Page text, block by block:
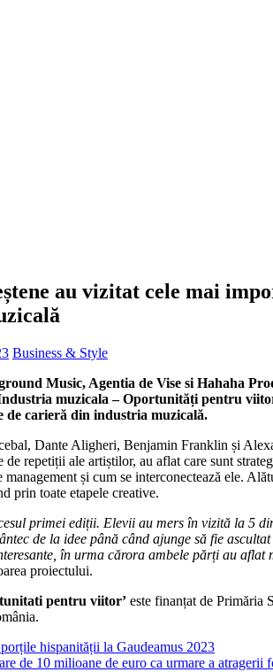
au vizitat cele mai
Business & Style
Music, Agentia de Vise si Hahaha
muzicala – Oportunități pentru
carieră din industria muzicală.
Dante Aligheri, Benjamin Franklin și
repetiții ale artiștilor, au aflat care sunt
și cum se interconectează ele.
prin toate etapele creative.
primei ediții. Elevii au mers în vizită la 5
de la idee până când ajunge să fie
în urma cărora ambele părți au
proiectului.
pentru viitor’ este finanțat de Primăria
hispanității la Gaudeamus 2023
de 10 milioane de euro ca urmare a